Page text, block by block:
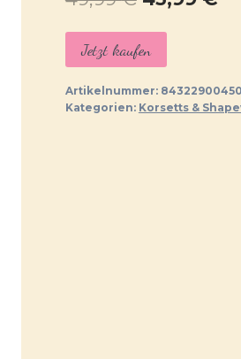
Preis
war:
49,99 €
Jetzt kaufen
Artikelnummer:
Kategorien: Korsetts &